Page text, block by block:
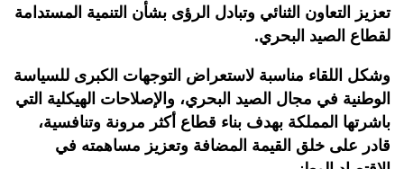
تعزيز التعاون الثنائي وتبادل الرؤى بشأن التنمية المستدامة
لقطاع الصيد البحري.
وشكل اللقاء مناسبة لاستعراض التوجهات الكبرى للسياسة
الوطنية في مجال الصيد البحري، والإصلاحات الهيكلية التي
باشرتها المملكة بهدف بناء قطاع أكثر مرونة وتنافسية،
قادر على خلق القيمة المضافة وتعزيز مساهمته في